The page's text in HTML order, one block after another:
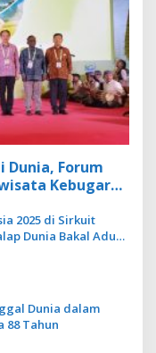
Dunia, Forum
Kebugaran
2025 di Sirkuit
Dunia Bakal Adu
Dunia dalam
88 Tahun